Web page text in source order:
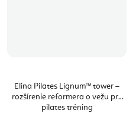
Elina Pilates Lignum™ tower –
rozšírenie reformera o vežu pre
pilates tréning